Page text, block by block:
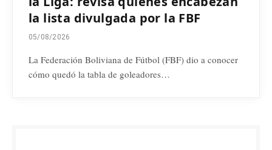
la lista divulgada por la FBF
05/08/2026
La Federación Boliviana de Fútbol (FBF) dio a conocer
cómo quedó la tabla de goleadores…